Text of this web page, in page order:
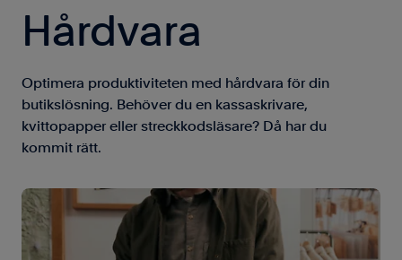
Hårdvara
Optimera produktiviteten med hårdvara för din
butikslösning. Behöver du en kassaskrivare,
kvittopapper eller streckkodsläsare? Då har du
kommit rätt.